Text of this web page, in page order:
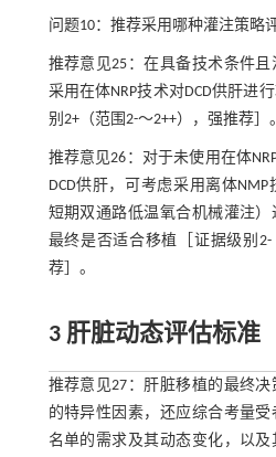
问题10：推荐采用哪种灌注策略
推荐意见25：在具备技术条件
采用在体NRP技术对DCD供肝进
别2+（范围2-～2++），强推荐］。
推荐意见26：对于未使用在体
DCD供肝，可考虑采用离体
短期双通路低温氧合机械灌注
最终是否适合移植［证据级别
荐］。
3 肝脏动态评估标准
推荐意见27：肝脏移植的最终
的特异性因素，还应综合考量
名单的需求及其动态变化，以